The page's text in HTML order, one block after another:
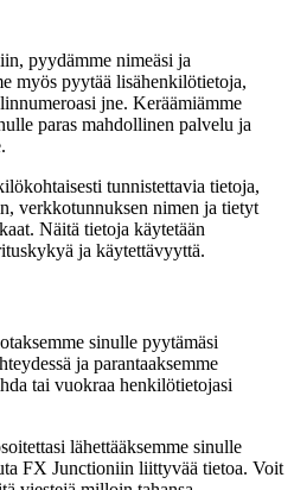
pyydämme nimeäsi ja
myös pyytää lisähenkilötietoja,
jne. Keräämiämme
paras mahdollinen palvelu ja
tunnistettavia tietoja,
verkkotunnuksen nimen ja tietyt
Näitä tietoja käytetään
ja käytettävyyttä.
sinulle pyytämäsi
ja parantaaksemme
tai vuokraa henkilötietojasi
lähettääksemme sinulle
FX Junctioniin liittyvää tietoa. Voit